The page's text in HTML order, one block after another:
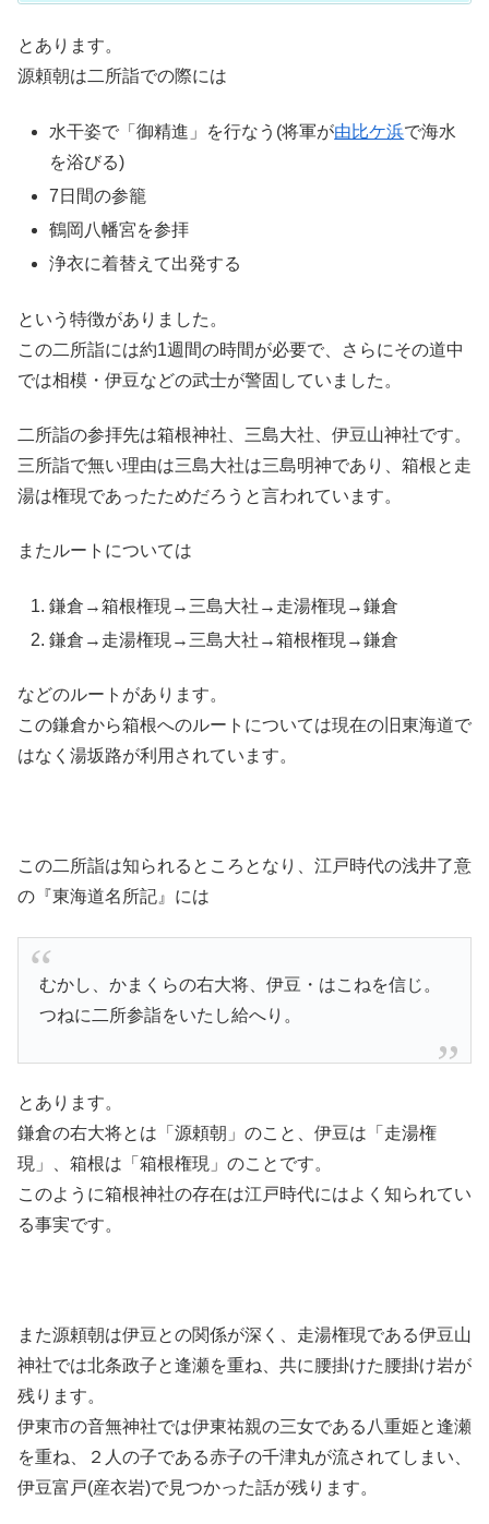
とあります。
源頼朝は二所詣での際には
水干姿で「御精進」を行なう(将軍が由比ケ浜で海水
を浴びる)
7日間の参籠
鶴岡八幡宮を参拝
浄衣に着替えて出発する
という特徴がありました。
この二所詣には約1週間の時間が必要で、さらにその道中
では相模・伊豆などの武士が警固していました。
二所詣の参拝先は箱根神社、三島大社、伊豆山神社です。
三所詣で無い理由は三島大社は三島明神であり、箱根と走
湯は権現であったためだろうと言われています。
またルートについては
鎌倉→箱根権現→三島大社→走湯権現→鎌倉
鎌倉→走湯権現→三島大社→箱根権現→鎌倉
などのルートがあります。
この鎌倉から箱根へのルートについては現在の旧東海道で
はなく湯坂路が利用されています。
この二所詣は知られるところとなり、江戸時代の浅井了意
の『東海道名所記』には
むかし、かまくらの右大将、伊豆・はこねを信じ。
つねに二所参詣をいたし給へり。
とあります。
鎌倉の右大将とは「源頼朝」のこと、伊豆は「走湯権
現」、箱根は「箱根権現」のことです。
このように箱根神社の存在は江戸時代にはよく知られてい
る事実です。
また源頼朝は伊豆との関係が深く、走湯権現である伊豆山
神社では北条政子と逢瀬を重ね、共に腰掛けた腰掛け岩が
残ります。
伊東市の音無神社では伊東祐親の三女である八重姫と逢瀬
を重ね、２人の子である赤子の千津丸が流されてしまい、
伊豆富戸(産衣岩)で見つかった話が残ります。